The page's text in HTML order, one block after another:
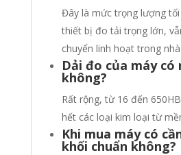
Đây là mức trọng lượng
thiết bị đo tải trọng lớn,
chuyển linh hoạt trong
Dải đo của máy có
không?
Rất rộng, từ 16 đến
hết các loại kim loại từ
Khi mua máy có
khối chuẩn không?